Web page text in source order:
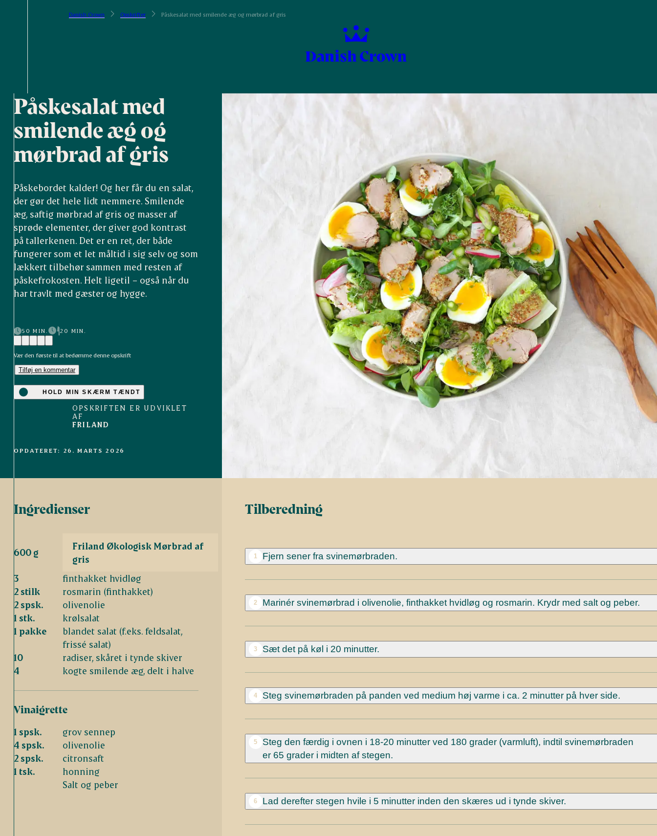
Danish Crown Opskrifter Påskesalat med smilende æg og mørbrad af gris
Påskesalat med
smilende æg og
mørbrad af gris
Påskebordet kalder! Og her får du en salat,
der gør det hele lidt nemmere. Smilende
æg, saftig mørbrad af gris og masser af
sprøde elementer, der giver god kontrast
på tallerkenen. Det er en ret, der både
fungerer som et let måltid i sig selv og som
lækkert tilbehør sammen med resten af
påskefrokosten. Helt ligetil – også når du
har travlt med gæster og hygge.
50 MIN. 20 MIN.
Vær den første til at bedømme denne opskrift
Tilføj en kommentar
HOLD MIN SKÆRM TÆNDT
OPSKRIFTEN ER UDVIKLET
AF
FRILAND
OPDATERET: 26. MARTS 2026
Ingredienser
600 g
Friland Økologisk Mørbrad af
gris
3
finthakket hvidløg
2 stilk
rosmarin (finthakket)
2 spsk.
olivenolie
1 stk.
krølsalat
1 pakke
blandet salat (f.eks. feldsalat,
frissé salat)
10
radiser, skåret i tynde skiver
4
kogte smilende æg, delt i halve
Vinaigrette
1 spsk.
grov sennep
4 spsk.
olivenolie
2 spsk.
citronsaft
1 tsk.
honning
Salt og peber
Tilberedning
1 Fjern sener fra svinemørbraden.
2 Marinér svinemørbrad i olivenolie, finthakket hvidløg og rosmarin. Krydr med salt og peber.
3 Sæt det på køl i 20 minutter.
4 Steg svinemørbraden på panden ved medium høj varme i ca. 2 minutter på hver side.
5
Steg den færdig i ovnen i 18-20 minutter ved 180 grader (varmluft), indtil svinemørbraden
er 65 grader i midten af stegen.
6 Lad derefter stegen hvile i 5 minutter inden den skæres ud i tynde skiver.